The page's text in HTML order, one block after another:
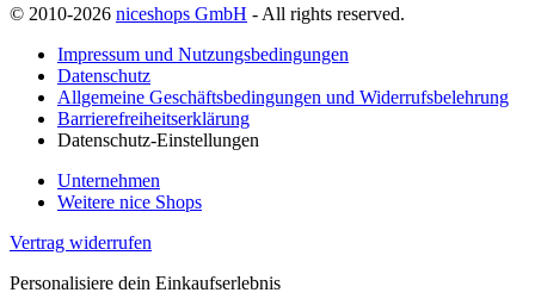
© 2010-2026 niceshops GmbH - All rights reserved.
Impressum und Nutzungsbedingungen
Datenschutz
Allgemeine Geschäftsbedingungen und Widerrufsbelehrung
Barrierefreiheitserklärung
Datenschutz-Einstellungen
Unternehmen
Weitere nice Shops
Vertrag widerrufen
Personalisiere dein Einkaufserlebnis